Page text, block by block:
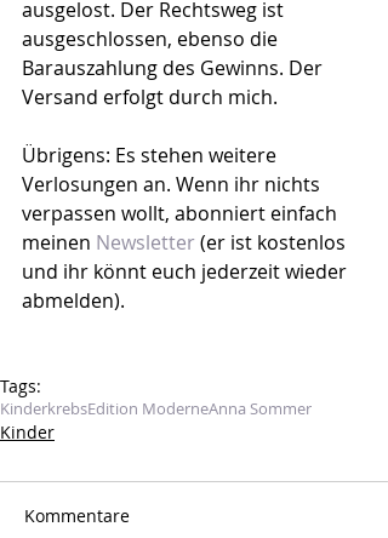
ausgelost. Der Rechtsweg ist
ausgeschlossen, ebenso die
Barauszahlung des Gewinns. Der
Versand erfolgt durch mich.
Übrigens: Es stehen weitere
Verlosungen an. Wenn ihr nichts
verpassen wollt, abonniert einfach
meinen Newsletter (er ist kostenlos
und ihr könnt euch jederzeit wieder
abmelden).
Tags:
KinderkrebsEdition ModerneAnna Sommer
Kinder
Kommentare